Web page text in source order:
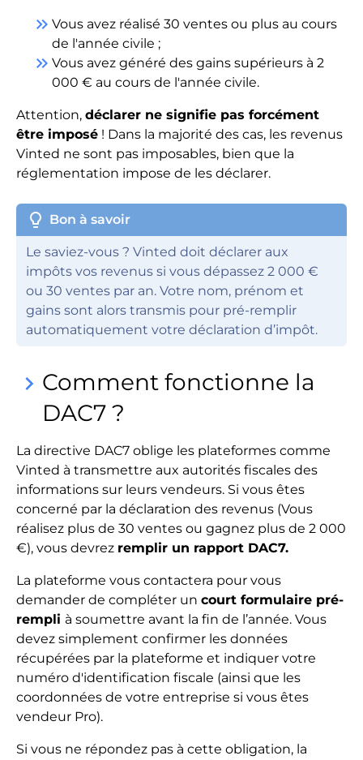
keyboard_double_arrow_right Vous avez réalisé 30 ventes ou plus au cours
de l'année civile ;
keyboard_double_arrow_right Vous avez généré des gains supérieurs à 2
000 € au cours de l'année civile.
Attention, déclarer ne signifie pas forcément
être imposé ! Dans la majorité des cas, les revenus
Vinted ne sont pas imposables, bien que la
réglementation impose de les déclarer.
lightbulb Bon à savoir
Le saviez-vous ? Vinted doit déclarer aux
impôts vos revenus si vous dépassez 2 000 €
ou 30 ventes par an. Votre nom, prénom et
gains sont alors transmis pour pré-remplir
automatiquement votre déclaration d’impôt.
keyboard_arrow_right Comment fonctionne la
DAC7 ?
La directive DAC7 oblige les plateformes comme
Vinted à transmettre aux autorités fiscales des
informations sur leurs vendeurs. Si vous êtes
concerné par la déclaration des revenus (Vous
réalisez plus de 30 ventes ou gagnez plus de 2 000
€), vous devrez remplir un rapport DAC7.
La plateforme vous contactera pour vous
demander de compléter un court formulaire pré-
rempli à soumettre avant la fin de l’année. Vous
devez simplement confirmer les données
récupérées par la plateforme et indiquer votre
numéro d'identification fiscale (ainsi que les
coordonnées de votre entreprise si vous êtes
vendeur Pro).
Si vous ne répondez pas à cette obligation, la